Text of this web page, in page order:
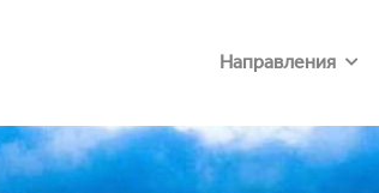
Направления